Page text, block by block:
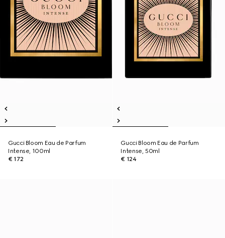
Gucci Bloom Eau de Parfum
Intense, 100ml
€ 172
Gucci Bloom Eau de Parfum
Intense, 50ml
€ 124